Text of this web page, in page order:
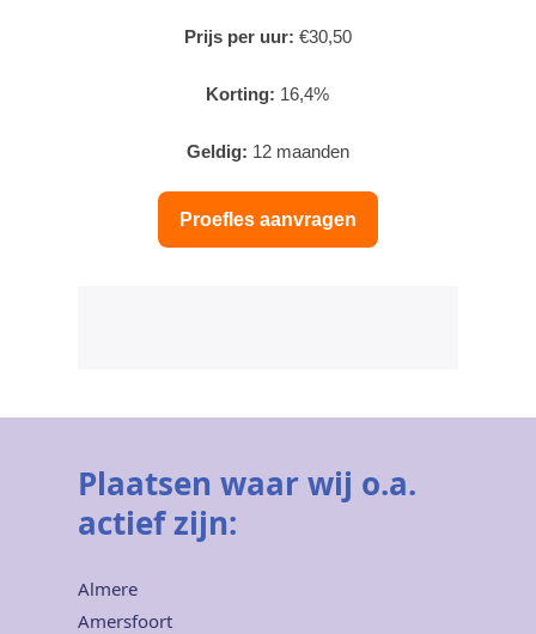
Prijs per uur: €30,50
Korting: 16,4%
Geldig: 12 maanden
Proefles aanvragen
Plaatsen waar wij o.a.
actief zijn:
Almere
Amersfoort